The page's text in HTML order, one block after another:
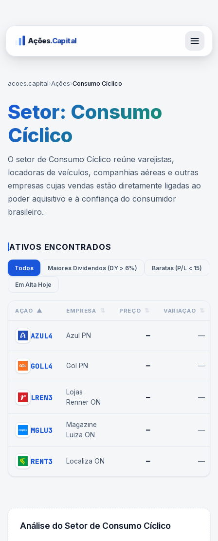
Ações.Capital
acoes.capital›Ações›Consumo Cíclico
Setor: Consumo
Cíclico
O setor de Consumo Cíclico reúne varejistas,
locadoras de veículos, companhias aéreas e outras
empresas cujas vendas estão diretamente ligadas ao
poder aquisitivo e à confiança do consumidor
brasileiro.
ATIVOS ENCONTRADOS
Todos Maiores Dividendos (DY > 6%) Baratas (P/L < 15)
Em Alta Hoje
AÇÃO ▲ EMPRESA ⇅ PREÇO ⇅ VARIAÇÃO ⇅
AZUL4 Azul PN — —
GOLL4 Gol PN — —
LREN3
Lojas
Renner ON
— —
MGLU3
Magazine
Luiza ON
— —
RENT3 Localiza ON — —
Análise do Setor de Consumo Cíclico